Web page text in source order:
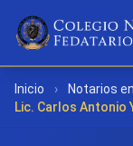
Inicio › Notarios
Lic. Carlos Antonio